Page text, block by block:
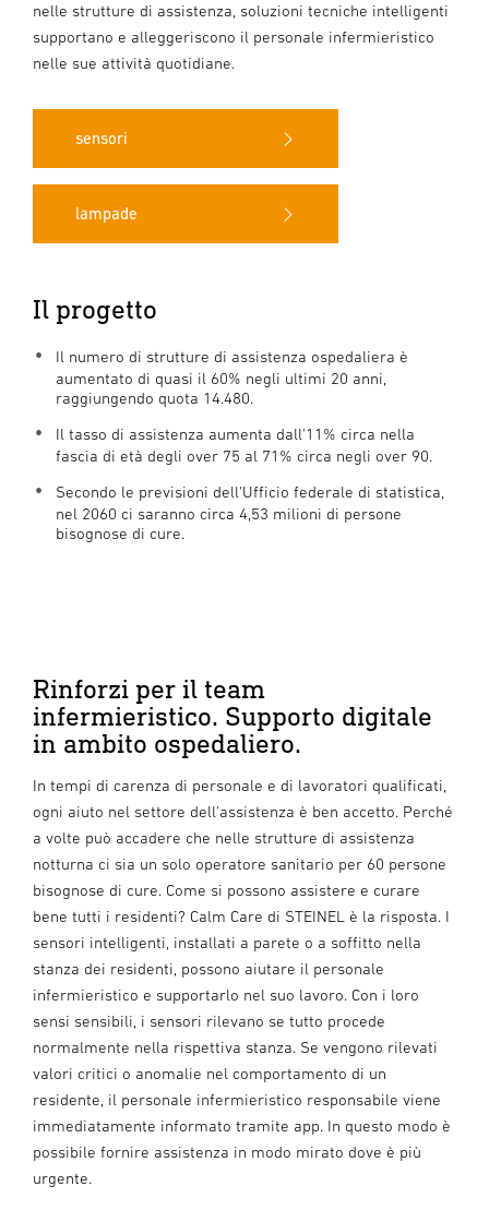
nelle strutture di assistenza, soluzioni tecniche intelligenti
supportano e alleggeriscono il personale infermieristico
nelle sue attività quotidiane.
sensori
lampade
Il progetto
Il numero di strutture di assistenza ospedaliera è
aumentato di quasi il 60% negli ultimi 20 anni,
raggiungendo quota 14.480.
Il tasso di assistenza aumenta dall'11% circa nella
fascia di età degli over 75 al 71% circa negli over 90.
Secondo le previsioni dell'Ufficio federale di statistica,
nel 2060 ci saranno circa 4,53 milioni di persone
bisognose di cure.
Rinforzi per il team
infermieristico. Supporto digitale
in ambito ospedaliero.
In tempi di carenza di personale e di lavoratori qualificati,
ogni aiuto nel settore dell'assistenza è ben accetto. Perché
a volte può accadere che nelle strutture di assistenza
notturna ci sia un solo operatore sanitario per 60 persone
bisognose di cure. Come si possono assistere e curare
bene tutti i residenti? Calm Care di STEINEL è la risposta. I
sensori intelligenti, installati a parete o a soffitto nella
stanza dei residenti, possono aiutare il personale
infermieristico e supportarlo nel suo lavoro. Con i loro
sensi sensibili, i sensori rilevano se tutto procede
normalmente nella rispettiva stanza. Se vengono rilevati
valori critici o anomalie nel comportamento di un
residente, il personale infermieristico responsabile viene
immediatamente informato tramite app. In questo modo è
possibile fornire assistenza in modo mirato dove è più
urgente.